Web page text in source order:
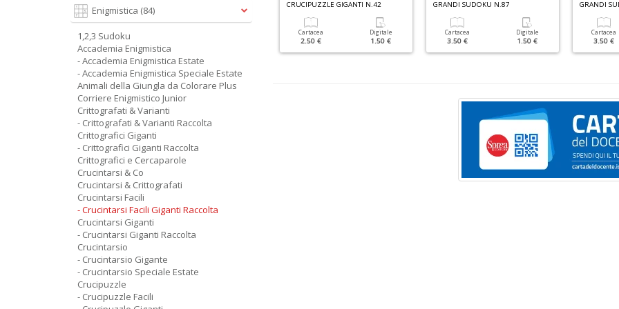
G
RANDI SUDOKU SPECIALE INVERNO N.4
Digitale
1.90 €
GRANDI SUDOKU SPECIALE INVERNO N.2 CRUCIPUZZLE GIGANTI N.42
Cartacea
2.50 €
Digitale
1.50 €
GRANDI SUDOKU N.87
Cartacea
3.50 €
Digitale
1.50 €
Cartacea
3.50 €
Enigmistica (84)
1,2,3 Sudoku
Accademia Enigmistica
- Accademia Enigmistica Estate
- Accademia Enigmistica Speciale Estate
Animali della Giungla da Colorare Plus
Corriere Enigmistico Junior
Crittografati & Varianti
- Crittografati & Varianti Raccolta
Crittografici Giganti
- Crittografici Giganti Raccolta
Crittografici e Cercaparole
Crucintarsi & Co
Crucintarsi & Crittografati
Crucintarsi Facili
- Crucintarsi Facili Giganti Raccolta
Crucintarsi Giganti
- Crucintarsi Giganti Raccolta
Crucintarsio
- Crucintarsio Gigante
- Crucintarsio Speciale Estate
Crucipuzzle
- Crucipuzzle Facili